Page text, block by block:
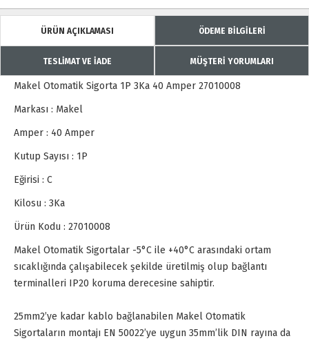
ÜRÜN AÇIKLAMASI ÖDEME BİLGİLERİ
TESLİMAT VE İADE MÜŞTERİ YORUMLARI
Makel Otomatik Sigorta 1P 3Ka 40 Amper 27010008
Markası : Makel
Amper : 40 Amper
Kutup Sayısı : 1P
Eğirisi : C
Kilosu : 3Ka
Ürün Kodu : 27010008
Makel Otomatik Sigortalar -5°C ile +40°C arasındaki ortam
sıcaklığında çalışabilecek şekilde üretilmiş olup bağlantı
terminalleri IP20 koruma derecesine sahiptir.
25mm2’ye kadar kablo bağlanabilen Makel Otomatik
Sigortaların montajı EN 50022’ye uygun 35mm’lik DIN rayına da